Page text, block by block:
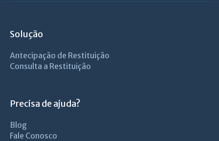
Solução
Antecipação de Restituição
Consulta a Restituição
Precisa de ajuda?
Blog
Fale Conosco